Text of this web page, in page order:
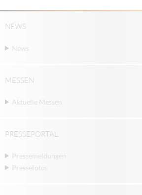
NEWS
News
MESSEN
Aktuelle Messen
PRESSEPORTAL
Pressemeldungen
Pressefotos